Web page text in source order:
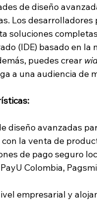
de diseño
Los
soluciones
(IDE) basado en la
puedes crear
a una audiencia de
diseño avanzadas
la venta de
de pago seguro
Colombia,
empresarial y